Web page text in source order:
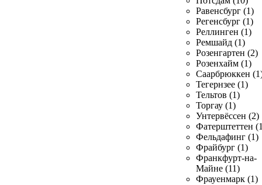
Равенсбург (1)
Регенсбург (1)
Реллинген (1)
Ремшайд (1)
Розенгартен (2)
Розенхайм (1)
Саарбрюккен
Тегернзее (1)
Тельтов (1)
Торгау (1)
Унтервёссен (2)
Фатерштеттен
Фельдафинг (1)
Фрайбург (1)
Франкфурт-на-
Майне (11)
Фрауенмарк (1)